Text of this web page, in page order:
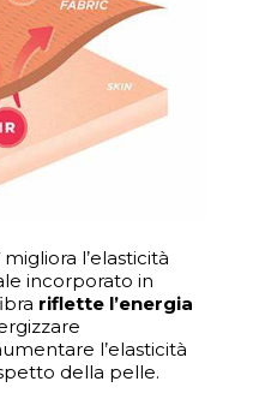
migliora l’elasticità
incorporato in
riflette l’energia
l’elasticità
della pelle.